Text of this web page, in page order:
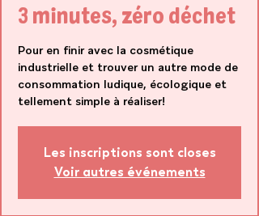
3 minutes, zéro déchet
Pour en finir avec la cosmétique
industrielle et trouver un autre mode de
consommation ludique, écologique et
tellement simple à réaliser!
Les inscriptions sont closes
Voir autres événements